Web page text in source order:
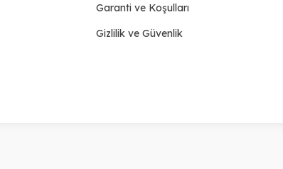
Garanti ve Koşulları
Gizlilik ve Güvenlik